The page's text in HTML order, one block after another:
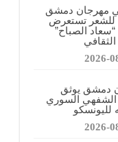
مهرجان دمشق
للشعر تستعرض
الصباح”
2026-
دمشق يوثق
الشفهي السوري
لليونسكو
2026-